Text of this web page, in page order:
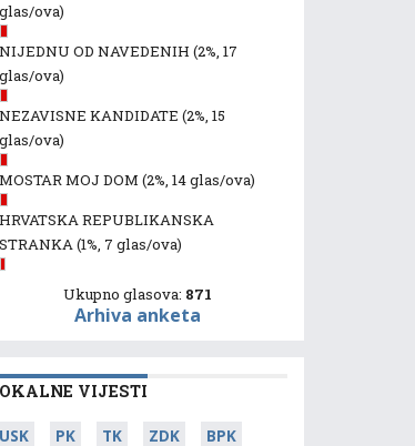
glas/ova)
NIJEDNU OD NAVEDENIH (2%, 17
glas/ova)
NEZAVISNE KANDIDATE (2%, 15
glas/ova)
MOSTAR MOJ DOM (2%, 14 glas/ova)
HRVATSKA REPUBLIKANSKA
STRANKA(1%, 7 glas/ova)
Ukupno glasova: 871
Arhiva anketa
VIJESTI
USK PK TK ZDK
BPK